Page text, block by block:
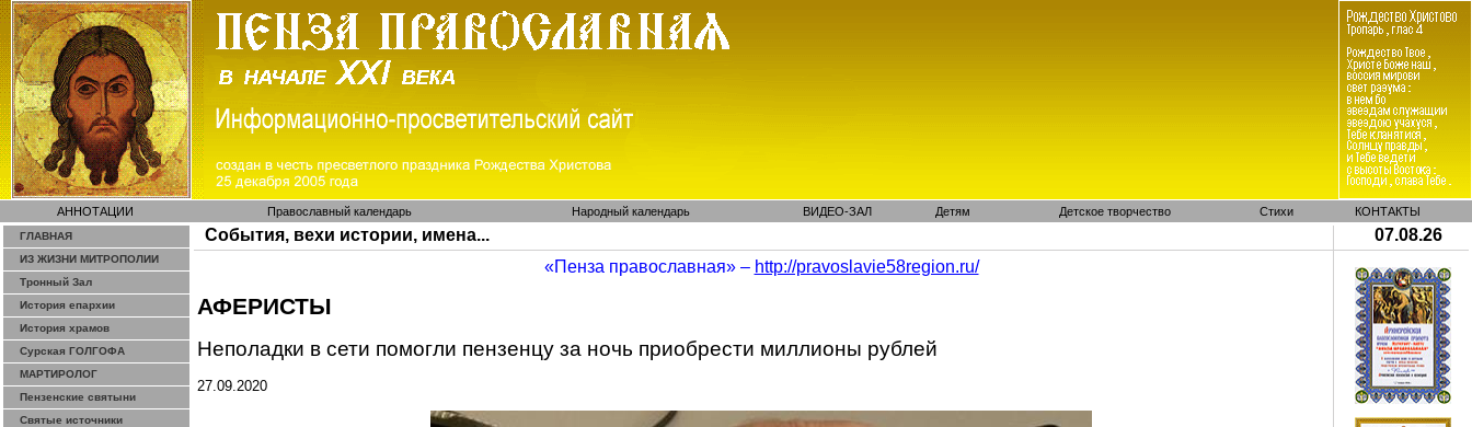
АННОТАЦИИ Православный календарь Народный календарь ВИДЕО-ЗАЛ Детям Детское творчество Стихи КОНТАКТЫ
ГЛАВНАЯ
ИЗ ЖИЗНИ МИТРОПОЛИИ
Тронный Зал
История епархии
История храмов
Сурская ГОЛГОФА
МАРТИРОЛОГ
Пензенские святыни
Святые источники
События, вехи истории, имена...
07.08.26
«Пенза православная» – http://pravoslavie58region.ru/
АФЕРИСТЫ
Неполадки в сети помогли пензенцу за ночь приобрести миллионы рублей
27.09.2020